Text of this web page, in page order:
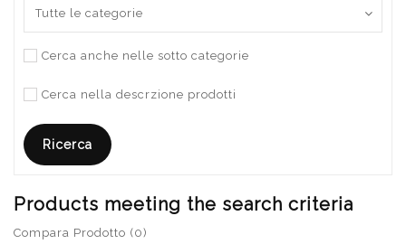
Cerca anche nelle sotto categorie
Cerca nella descrzione prodotti
Products meeting the search criteria
Compara Prodotto (0)